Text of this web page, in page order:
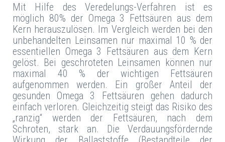
Mit Hilfe des Veredelungs-Verfahren ist es
möglich 80% der Omega 3 Fettsäuren aus dem
Kern herauszulösen. Im Vergleich werden bei den
unbehandelten Leinsamen nur maximal 10 % der
essentiellen Omega 3 Fettsäuren aus dem Kern
gelöst. Bei geschroteten Leinsamen können nur
maximal 40 % der wichtigen Fettsäuren
aufgenommen werden. Ein großer Anteil der
gesunden Omega 3 Fettsäuren gehen dadurch
einfach verloren. Gleichzeitig steigt das Risiko des
„ranzig“ werden der Fettsäuren, nach dem
Schroten, stark an. Die Verdauungsfördernde